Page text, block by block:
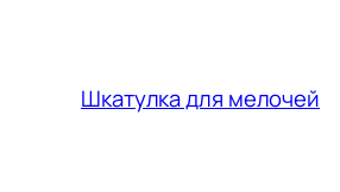
Шкатулка для мелочей